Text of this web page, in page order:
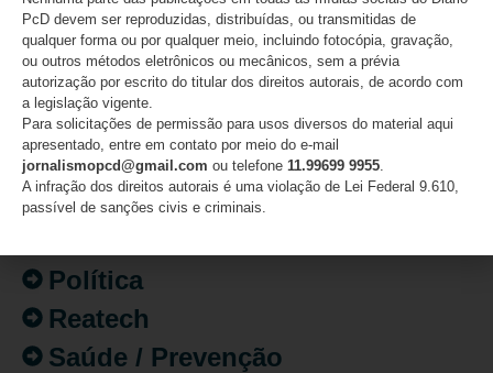
Atualidades
Destaques
Fatos
Inclusão
Isenção de Impostos
Mercado de Trabalho
Política
Reatech
Saúde / Prevenção
PcD devem ser reproduzidas, distribuídas, ou transmitidas de
qualquer forma ou por qualquer meio, incluindo fotocópia, gravação,
ou outros métodos eletrônicos ou mecânicos, sem a prévia
autorização por escrito do titular dos direitos autorais, de acordo com
a legislação vigente.
Para solicitações de permissão para usos diversos do material aqui
apresentado, entre em contato por meio do e-mail
jornalismopcd@gmail.com ou telefone 11.99699 9955
A infração dos direitos autorais é uma violação de Lei Federal 9.610,
passível de sanções civis e criminais.